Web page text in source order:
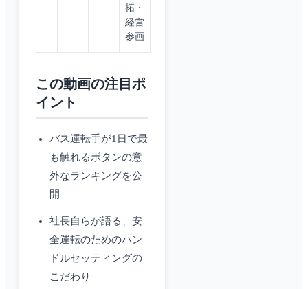
拓・
経営
参画
この動画の注目ポ
イント
バス運転手が1日で最
も触れるボタンの意
外なランキングを公
開
社長自らが語る、安
全運転のためのハン
ドルセッティングの
こだわり